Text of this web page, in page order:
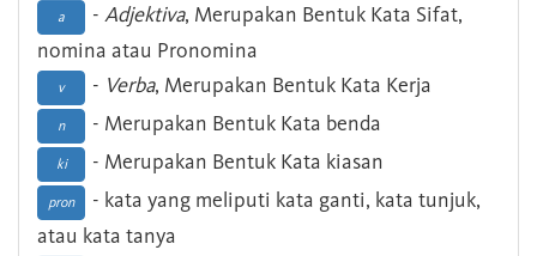
a - Adjektiva, Merupakan Bentuk Kata Sifat,
nomina atau Pronomina
v - Verba, Merupakan Bentuk Kata Kerja
n - Merupakan Bentuk Kata benda
ki - Merupakan Bentuk Kata kiasan
pron
- kata yang meliputi kata ganti, kata tunjuk,
atau kata tanya